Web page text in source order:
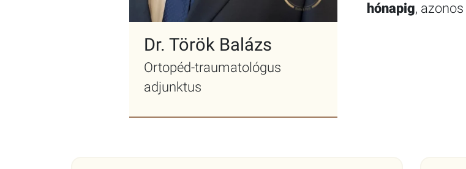
Dr. Török Balázs
Ortopéd-traumatológus
adjunktus
hónapig,